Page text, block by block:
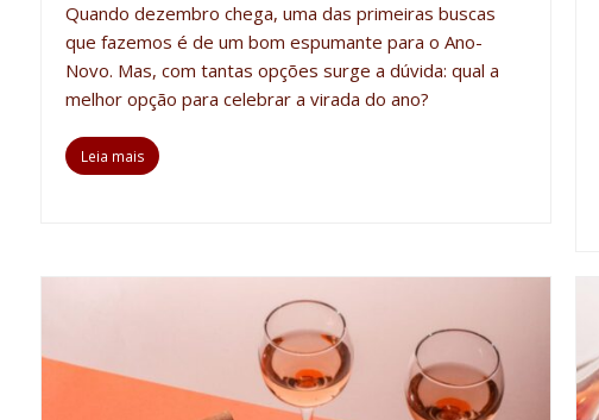
Quando dezembro chega, uma das primeiras buscas
que fazemos é de um bom espumante para o Ano-
Novo. Mas, com tantas opções surge a dúvida: qual a
melhor opção para celebrar a virada do ano?
Leia mais